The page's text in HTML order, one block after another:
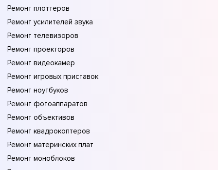
Ремонт плоттеров
Ремонт усилителей звука
Ремонт телевизоров
Ремонт проекторов
Ремонт видеокамер
Ремонт игровых приставок
Ремонт ноутбуков
Ремонт фотоаппаратов
Ремонт объективов
Ремонт квадрокоптеров
Ремонт материнских плат
Ремонт моноблоков